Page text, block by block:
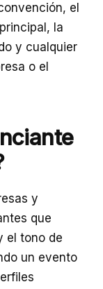
el
la
y cualquier
o el
y
que
el tono de
un evento